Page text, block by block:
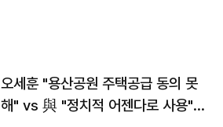
오세훈 "용산공원 주택공급 동의 못
해" vs 與 "정치적 어젠다로 사용"